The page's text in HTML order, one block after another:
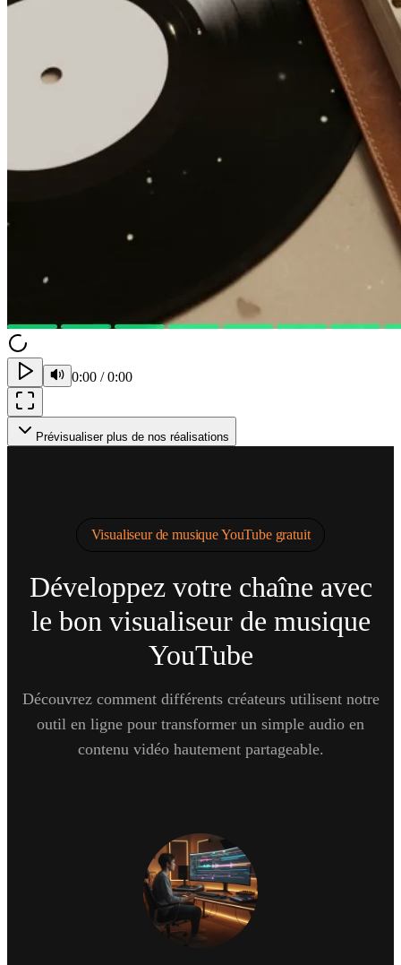
0:00 /0:00
Prévisualiser plus de nos réalisations
Visualiseur de musique YouTube gratuit
Développez votre chaîne avec
le bon visualiseur de musique
YouTube
Découvrez comment différents créateurs utilisent notre
outil en ligne pour transformer un simple audio en
contenu vidéo hautement partageable.